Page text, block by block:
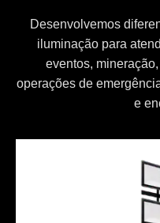
Desenvolvemos
iluminação para
eventos,
operações de
e